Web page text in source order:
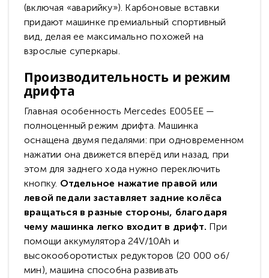
(включая «аварийку»). Карбоновые вставки
придают машинке премиальный спортивный
вид, делая ее максимально похожей на
взрослые суперкары.
Производительность и режим
дрифта
Главная особенность Mercedes E005EE —
полноценный режим дрифта. Машинка
оснащена двумя педалями: при одновременном
нажатии она движется вперёд или назад, при
этом для заднего хода нужно переключить
кнопку. Отдельное нажатие правой или
левой педали заставляет задние колёса
вращаться в разные стороны, благодаря
чему машинка легко входит в дрифт. При
помощи аккумулятора 24V/10Ah и
высокооборотистых редукторов (20 000 об/
мин), машина способна развивать